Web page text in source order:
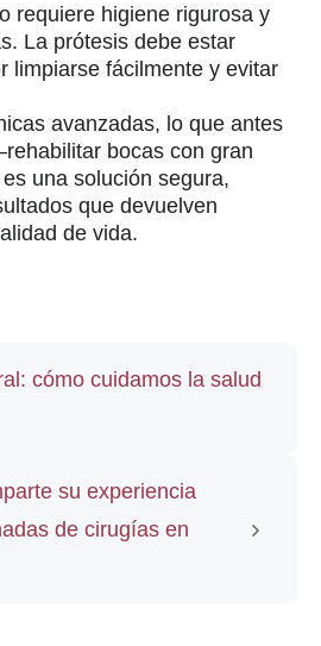
requiere higiene rigurosa y
La prótesis debe estar
limpiarse fácilmente y evitar
avanzadas, lo que antes
bocas con gran
una solución segura,
que devuelven
de vida.
cómo cuidamos la salud
su experiencia
de cirugías en